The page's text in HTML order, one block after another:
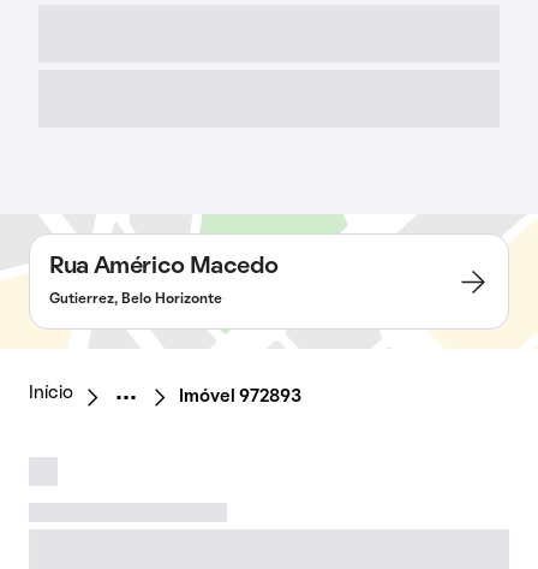
Rua Américo Macedo
Gutierrez, Belo Horizonte
Início Imóvel 972893